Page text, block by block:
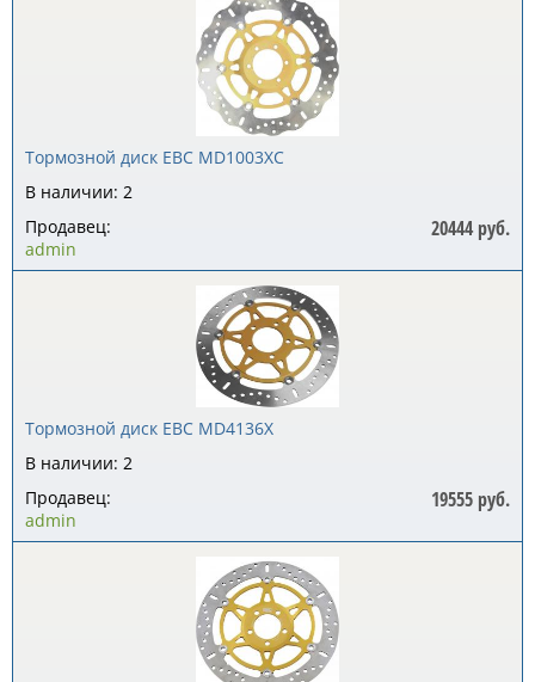
Тормозной диск EBC MD1003XC
В наличии: 2
20444 руб.
Продавец:
admin
Тормозной диск EBC MD4136X
В наличии: 2
19555 руб.
Продавец:
admin